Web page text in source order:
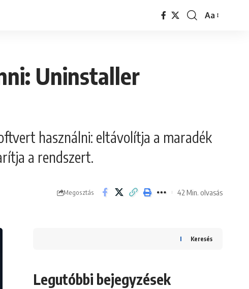
Font
Aa
Uninstaller
használni: eltávolítja a maradék
a rendszert.
Megosztás 42 Min. olvasás
Keresés
Legutóbbi bejegyzések